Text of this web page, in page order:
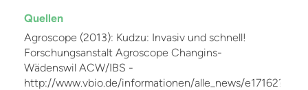
Quellen
Agroscope (2013): Kudzu: Invasiv und schnell!
Forschungsanstalt Agroscope Changins-
Wädenswil ACW/IBS -
http://www.vbio.de/informationen/alle_news/e17162?